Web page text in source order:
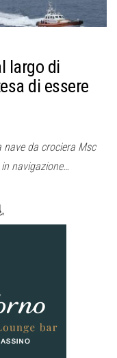
largo di
di essere
da crociera Msc
navigazione…